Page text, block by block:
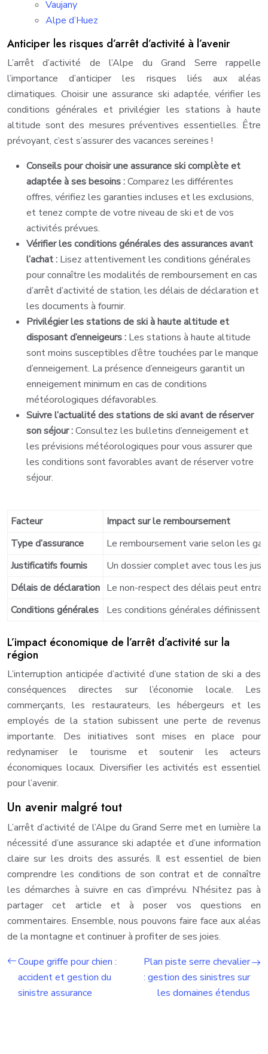
Vaujany
Alpe d’Huez
Anticiper les risques d’arrêt d’activité à l’avenir
L’arrêt d’activité de l’Alpe du Grand Serre rappelle
l’importance d’anticiper les risques liés aux aléas
climatiques. Choisir une assurance ski adaptée, vérifier les
conditions générales et privilégier les stations à haute
altitude sont des mesures préventives essentielles. Être
prévoyant, c’est s’assurer des vacances sereines !
Conseils pour choisir une assurance ski complète et
adaptée à ses besoins :Comparez les différentes
offres, vérifiez les garanties incluses et les exclusions,
et tenez compte de votre niveau de ski et de vos
activités prévues.
Vérifier les conditions générales des assurances avant
l’achat : Lisez attentivement les conditions générales
pour connaître les modalités de remboursement en cas
d’arrêt d’activité de station, les délais de déclaration et
les documents à fournir.
Privilégier les stations de ski à haute altitude et
disposant d’enneigeurs : Les stations à haute altitude
sont moins susceptibles d’être touchées par le manque
d’enneigement. La présence d’enneigeurs garantit un
enneigement minimum en cas de conditions
météorologiques défavorables.
Suivre l’actualité des stations de ski avant de réserver
son séjour :Consultez les bulletins d’enneigement et
les prévisions météorologiques pour vous assurer que
les conditions sont favorables avant de réserver votre
séjour.
Facteur
Impact sur le remboursement
Type d’assurance
Le remboursement varie selon les
Justificatifs fournis
Un dossier complet avec tous les
Délais de déclaration Le non-respect des délais peut
Conditions générales
Les conditions générales définissent
L’impact économique de l’arrêt d’activité sur la
région
L’interruption anticipée d’activité d’une station de ski a des
conséquences directes sur l’économie locale. Les
commerçants, les restaurateurs, les hébergeurs et les
employés de la station subissent une perte de revenus
importante. Des initiatives sont mises en place pour
redynamiser le tourisme et soutenir les acteurs
économiques locaux. Diversifier les activités est essentiel
pour l’avenir.
Un avenir malgré tout
L’arrêt d’activité de l’Alpe du Grand Serre met en lumière la
nécessité d’une assurance ski adaptée et d’une information
claire sur les droits des assurés. Il est essentiel de bien
comprendre les conditions de son contrat et de connaître
les démarches à suivre en cas d’imprévu. N’hésitez pas à
partager cet article et à poser vos questions en
commentaires. Ensemble, nous pouvons faire face aux aléas
de la montagne et continuer à profiter de ses joies.
Coupe griffe pour chien :
accident et gestion du
sinistre assurance
Plan piste serre chevalier
: gestion des sinistres sur
les domaines étendus